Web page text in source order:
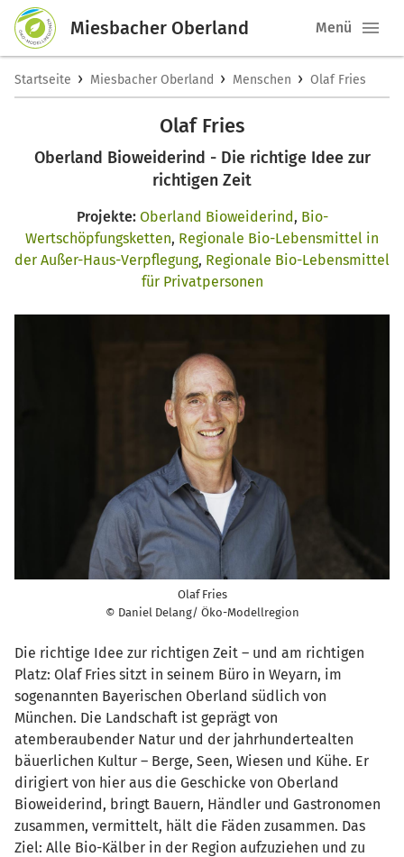
Miesbacher Oberland Menü
Startseite › Miesbacher Oberland › Menschen › Olaf Fries
Olaf Fries
Oberland Bioweiderind - Die richtige Idee zur
richtigen Zeit
Projekte: Oberland Bioweiderind, Bio-
Wertschöpfungsketten, Regionale Bio-Lebensmittel in
der Außer-Haus-Verpflegung, Regionale Bio-Lebensmittel
für Privatpersonen
Olaf Fries
© Daniel Delang/ Öko-Modellregion
Die richtige Idee zur richtigen Zeit – und am richtigen
Platz: Olaf Fries sitzt in seinem Büro in Weyarn, im
sogenannten Bayerischen Oberland südlich von
München. Die Landschaft ist geprägt von
atemberaubender Natur und der jahrhundertealten
bäuerlichen Kultur – Berge, Seen, Wiesen und Kühe. Er
dirigiert von hier aus die Geschicke von Oberland
Bioweiderind, bringt Bauern, Händler und Gastronomen
zusammen, vermittelt, hält die Fäden zusammen. Das
Ziel: Alle Bio-Kälber in der Region aufzuziehen und zu